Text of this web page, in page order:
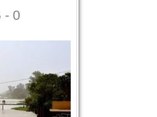
- 0